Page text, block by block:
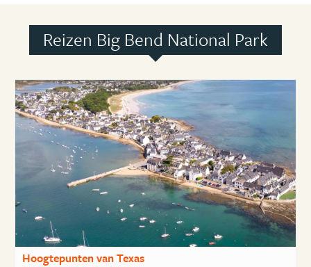
Reizen Big Bend National Park
Hoogtepunten van Texas